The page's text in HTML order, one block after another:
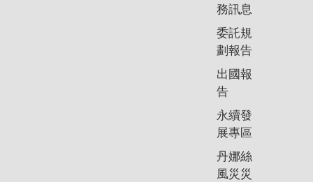
務訊息
委託規
劃報告
出國報
告
永續發
展專區
丹娜絲
風災災